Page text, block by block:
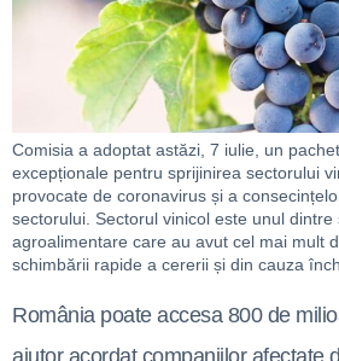
Comisia a adoptat astăzi, 7 iulie, un
excepționale pentru sprijinirea sectorului
provocate de coronavirus și a
sectorului. Sectorul vinicol este unul dintre
agroalimentare care au avut cel mai mult
schimbării rapide a cererii și din cauza
România poate accesa 800 de